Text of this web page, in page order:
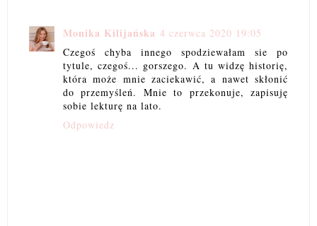
Monika Kilijańska 4 czerwca 2020 19:05
Czegoś chyba innego spodziewałam sie po
tytule, czegoś... gorszego. A tu widzę historię,
która może mnie zaciekawić, a nawet skłonić
do przemyśleń. Mnie to przekonuje, zapisuję
sobie lekturę na lato.
Odpowiedz